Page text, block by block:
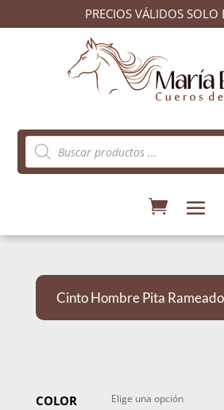
PRECIOS VÁLIDOS SOLO
Búsqueda
de
productos
Cinto Hombre Pita
COLOR